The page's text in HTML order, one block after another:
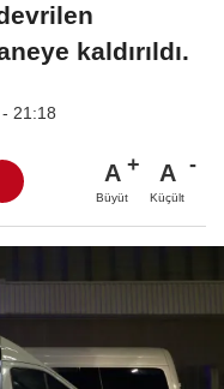
kaldırıldı.
21:18
A
Büyüt
A
Küçült